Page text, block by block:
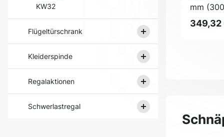
KW32
Flügeltürschrank
Kleiderspinde
Regalaktionen
Schwerlastregal
mm
349,32